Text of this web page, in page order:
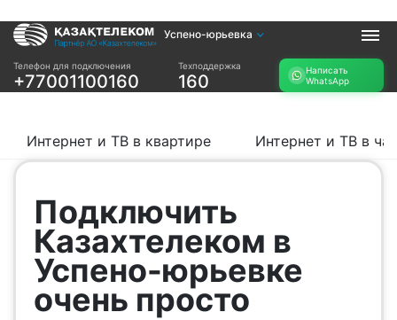
Успено-юрьевка
Телефон для подключения
+77001100160
Техподдержка
160
Написать
WhatsApp
Услуги
Интернет и ТВ в
частном доме
Интернет в офис
Проверить
возможность
подключения
Проверить
возможность
подключения по
Акции
Заявка на
подбор тарифа
Подключиться к
КазахТелеком
Интернет и ТВ в квартире Интернет и ТВ в
Подключить
Казахтелеком в
Успено-юрьевке
очень просто